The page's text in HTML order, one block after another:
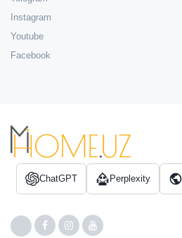
Instagram
Youtube
Facebook
ChatGPT Perplexity